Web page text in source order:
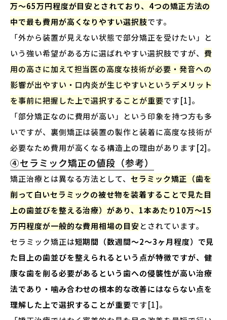
万〜65万円程度が目安とされており、4つの矯正方法の
中で最も費用が高くなりやすい選択肢です。
「外から装置が見えない状態で部分矯正を受けたい」と
いう強い希望がある方に選ばれやすい選択肢ですが、 費
用の高さに加えて担当医の高度な技術が必要・発音への
影響が出やすい・口内炎が生じやすいというデメリット
を事前に把握した上で選択することが重要です[1]。
「部分矯正なのに費用が高い」という印象を持つ方も多
いですが、裏側矯正は装置の製作と装着に高度な技術が
必要なため費用が高くなる構造上の理由があります[2]。
④セラミック矯正の値段（参考）
矯正治療とは異なる方法として、セラミック矯正（歯を
削って白いセラミックの被せ物を装着することで見た目
上の歯並びを整える治療）があり、1本あたり10万〜15
万円程度が一般的な費用相場の目安とされています。
セラミック矯正は短期間（数週間〜2〜3ヶ月程度）で見
た目上の歯並びを整えられるという点が特徴ですが、健
康な歯を削る必要があるという歯への侵襲性が高い治療
法であり・噛み合わせの根本的な改善にはならない点を
理解した上で選択することが重要です[1]。